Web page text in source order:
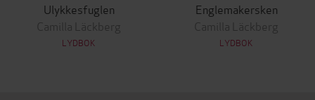
Ulykkesfuglen
Camilla Läckberg
LYDBOK
Englemakersken
Camilla Läckberg
LYDBOK